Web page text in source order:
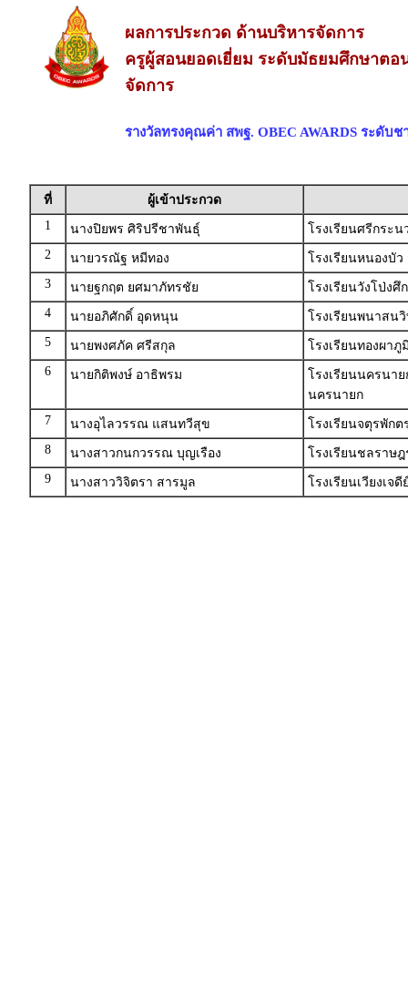
ผลการประกวด ด้านบริหารจัดการ
ครูผู้สอนยอดเยี่ยม ระดับมัธยมศึกษาตอ
จัดการ
รางวัลทรงคุณค่า สพฐ. OBEC AWARDS ระดับช
ที่
ผู้เข้าประกวด
1
นางปิยพร ศิริปรีชาพันธ์ุ
โรงเรียนศรีกระ
2
นายวรณัฐ หมีทอง
โรงเรียนหนองบั
3
นายฐกฤต ยศมาภัทรชัย
โรงเรียนวังโป่ง
4
นายอภิศักดิ์ อุดหนุน
โรงเรียนพนาสน
5
นายพงศภัค ศรีสกุล
โรงเรียนทองผา
6
นายกิติพงษ์ อาธิพรม
โรงเรียนนครนา
นครนายก
7
นางอุไลวรรณ แสนทวีสุข
โรงเรียนจตุรพัก
8
นางสาวกนกวรรณ บุญเรือง
โรงเรียนชลราษ
9
นางสาววิจิตรา สารมูล โรงเรียนเวียงเจ